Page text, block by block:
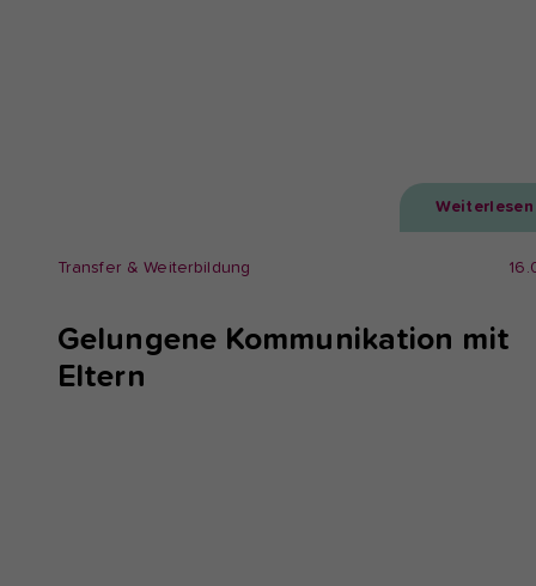
Weiterlesen
Transfer & Weiterbildung
Gelungene Kommunikation mit
Eltern